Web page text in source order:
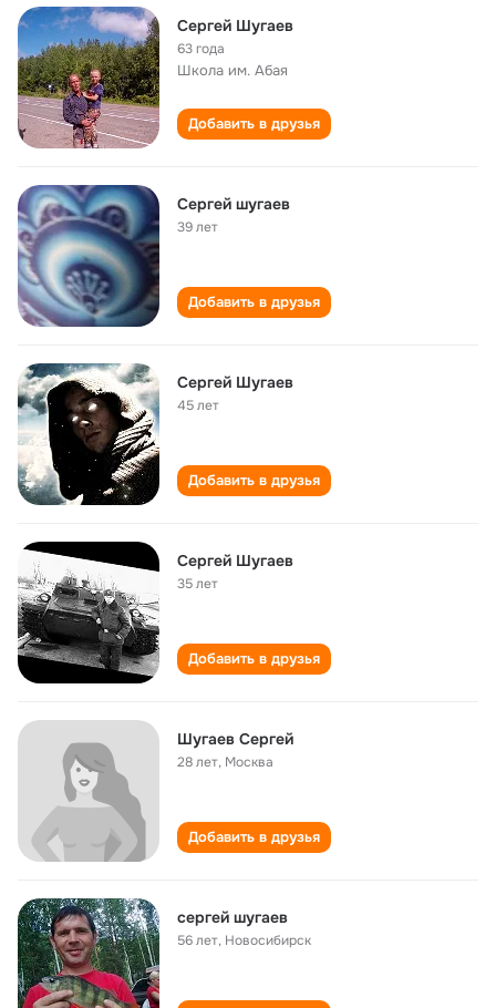
Сергей Шугаев
63 года
Школа им. Абая
Добавить в друзья
Сергей шугаев
39 лет
Добавить в друзья
Сергей Шугаев
45 лет
Добавить в друзья
Сергей Шугаев
35 лет
Добавить в друзья
Шугаев Сергей
28 лет, Москва
Добавить в друзья
cepгeй шугаев
56 лет, Новосибирск